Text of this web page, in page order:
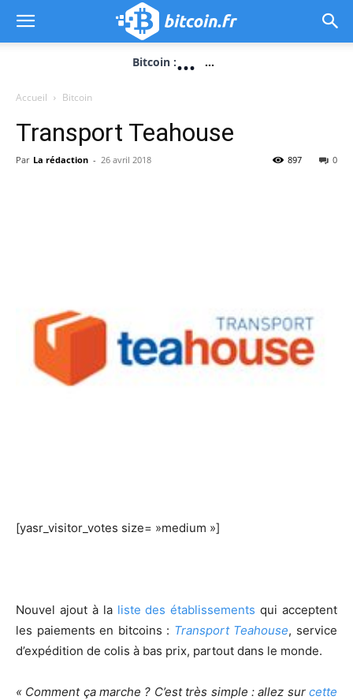
Bitcoin :... ...
Accueil Bitcoin
Transport Teahouse
Par La rédaction - 26 avril 2018 0
897
[yasr_visitor_votes size= »medium »]
Nouvel ajout à la liste des établissements qui acceptent
les paiements en bitcoins : Transport Teahouse, service
d’expédition de colis à bas prix, partout dans le monde.
« Comment ça marche ? C’est très simple : allez sur cette